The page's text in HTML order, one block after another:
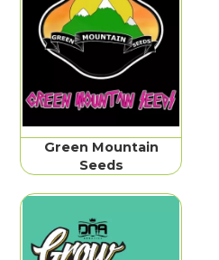
Green Mountain
Seeds